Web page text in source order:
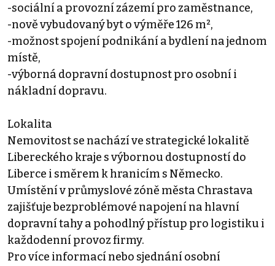
-sociální a provozní zázemí pro zaměstnance,
-nově vybudovaný byt o výměře 126 m²,
-možnost spojení podnikání a bydlení na jednom
místě,
-výborná dopravní dostupnost pro osobní i
nákladní dopravu.
Lokalita
Nemovitost se nachází ve strategické lokalitě
Libereckého kraje s výbornou dostupností do
Liberce i směrem k hranicím s Německo.
Umístění v průmyslové zóně města Chrastava
zajišťuje bezproblémové napojení na hlavní
dopravní tahy a pohodlný přístup pro logistiku i
každodenní provoz firmy.
Pro více informací nebo sjednání osobní